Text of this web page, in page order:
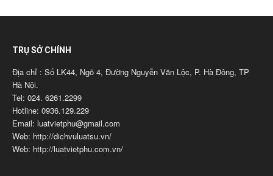
TRỤ SỞ CHÍNH
Địa chỉ : Số LK44, Ngõ 4, Đường Nguyễn Văn Lộc, P. Hà Đông, TP
Hà Nội.
Tel: 024. 6261.2299
Hotline: 0936.129.229
Email: luatvietphu@gmail.com
Web: http://dichvuluatsu.vn/
Web: http://luatvietphu.com.vn/